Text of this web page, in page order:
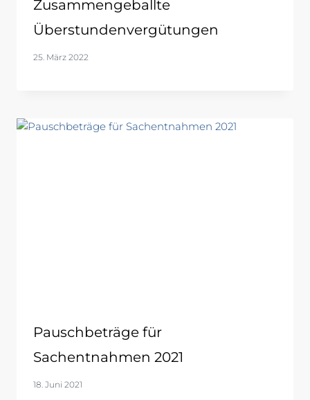
Zusammengeballte
Überstundenvergütungen
25. März 2022
Pauschbeträge für
Sachentnahmen 2021
18. Juni 2021